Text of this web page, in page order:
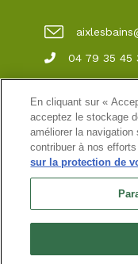
04 79 35 45
65,
les-Bains
Site classique-
Conditions
N° de TVA
En cliquant sur «
acceptez le stockage
améliorer la
contribuer à nos
sur la protection de